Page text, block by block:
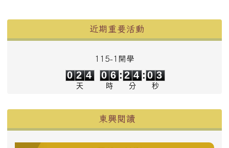
近期重要活動
115-1開學
0 2 4
天
0
0
6
6
時
:
2
2
4
4
分
: 0 2
3
秒
東興閱讀